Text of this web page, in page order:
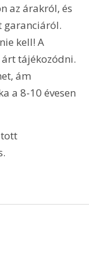
az árakról, és
garanciáról.
kell! A
tájékozódni.
ám
a 8-10 évesen